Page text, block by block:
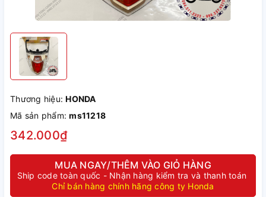
Thương hiệu:HONDA
Mã sản phẩm:ms11218
342.000₫
MUA NGAY/THÊM VÀO GIỎ HÀNG
Ship code toàn quốc - Nhận hàng kiểm tra và thanh toán
Chỉ bán hàng chính hãng công ty Honda